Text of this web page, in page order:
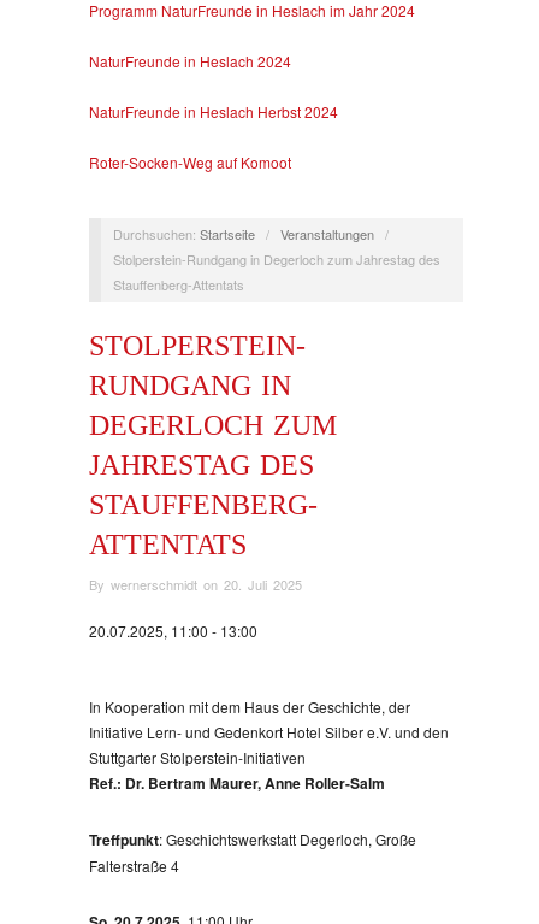
Programm NaturFreunde in Heslach im Jahr 2024
NaturFreunde in Heslach 2024
NaturFreunde in Heslach Herbst 2024
Roter-Socken-Weg auf Komoot
Durchsuchen: Startseite / Veranstaltungen /
Stolperstein-Rundgang in Degerloch zum Jahrestag des
Stauffenberg-Attentats
STOLPERSTEIN-
RUNDGANG IN
DEGERLOCH ZUM
JAHRESTAG DES
STAUFFENBERG-
ATTENTATS
By wernerschmidt on 20. Juli 2025
20.07.2025, 11:00 - 13:00
In Kooperation mit dem Haus der Geschichte, der
Initiative Lern- und Gedenkort Hotel Silber e.V. und den
Stuttgarter Stolperstein-Initiativen
Ref.: Dr. Bertram Maurer, Anne Roller-Salm
Treffpunkt: Geschichtswerkstatt Degerloch, Große
Falterstraße 4